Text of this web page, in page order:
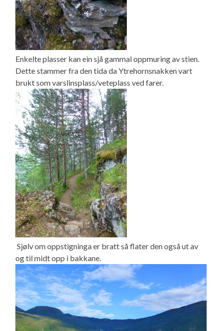
Enkelte plasser kan ein sjå gammal oppmuring av stien.
Dette stammer fra den tida da Ytrehornsnakken vart
brukt som varslinsplass/veteplass ved farer.
Sjølv om oppstigninga er bratt så flater den også ut av
og til midt opp i bakkane.